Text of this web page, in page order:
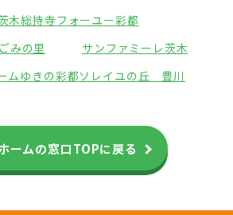
木総持寺フォーユー彩都
みの里
サンファミーレ茨木
ムゆきの彩都ソレイユの丘 豊川
ームの窓口TOPに戻る